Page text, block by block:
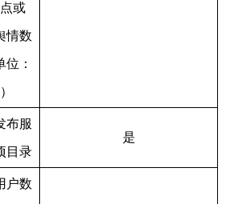
或
情数
位：
布服
目录
是
户数